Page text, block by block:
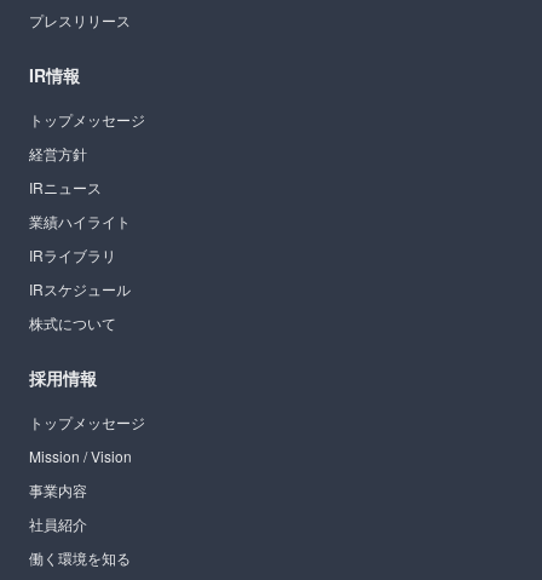
プレスリリース
IR情報
トップメッセージ
経営方針
IRニュース
業績ハイライト
IRライブラリ
IRスケジュール
株式について
採用情報
トップメッセージ
Mission / Vision
事業内容
社員紹介
働く環境を知る